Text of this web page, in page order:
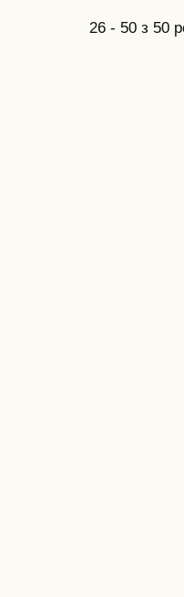
26 - 50 з 50